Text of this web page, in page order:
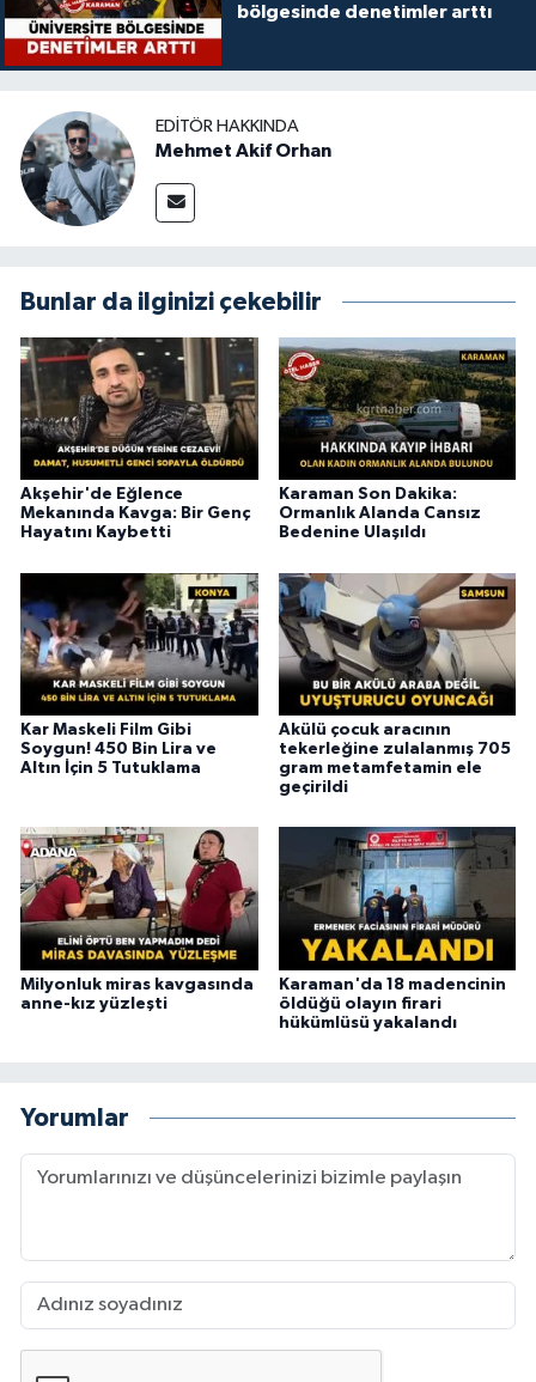
bölgesinde denetimler arttı
EDITÖR HAKKINDA
Mehmet Akif Orhan
Bunlar da ilginizi çekebilir
Akşehir'de Eğlence
Mekanında Kavga: Bir Genç
Hayatını Kaybetti
Karaman Son Dakika:
Ormanlık Alanda Cansız
Bedenine Ulaşıldı
Kar Maskeli Film Gibi
Soygun! 450 Bin Lira ve
Altın İçin 5 Tutuklama
Akülü çocuk aracının
tekerleğine zulalanmış 705
gram metamfetamin ele
geçirildi
Milyonluk miras kavgasında
anne-kız yüzleşti
Karaman'da 18 madencinin
öldüğü olayın firari
hükümlüsü yakalandı
Yorumlar